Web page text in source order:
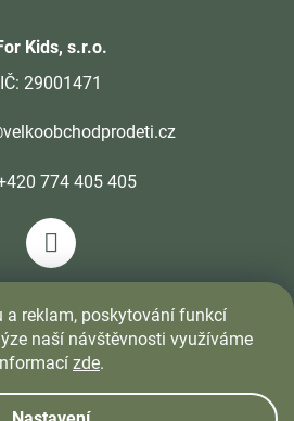
a reklam, poskytování funkcí
naší návštěvnosti využíváme
zde.
Kids, s.r.o.
IČ: 29001471
774 405 405